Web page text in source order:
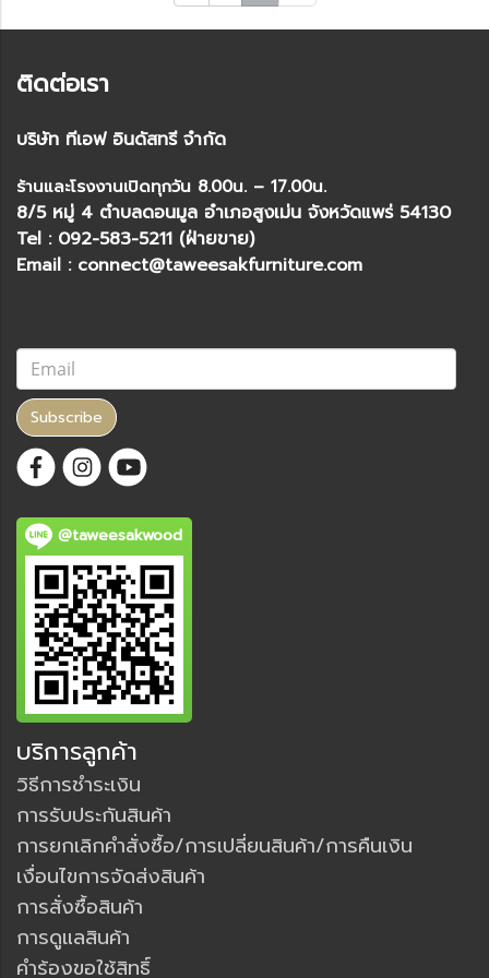
ติดต่อเรา
บริษัท ทีเอฟ อินดัสทรี จำกัด
ร้านและโรงงานเปิดทุกวัน 8.00น. – 17.00น.
8/5 หมู่ 4 ตำบลดอนมูล อำเภอสูงเม่น จังหวัดแพร่ 54130
Tel : 092-583-5211 (ฝ่ายขาย)
Email : connect@taweesakfurniture.com
Subscribe
@taweesakwood
บริการลูกค้า
วิธีการชำระเงิน
การรับประกันสินค้า
การยกเลิกคำสั่งซื้อ/การเปลี่ยนสินค้า/การคืนเงิน
เงื่อนไขการจัดส่งสินค้า
การสั่งซื้อสินค้า
การดูแลสินค้า
คำร้องขอใช้สิทธิ์